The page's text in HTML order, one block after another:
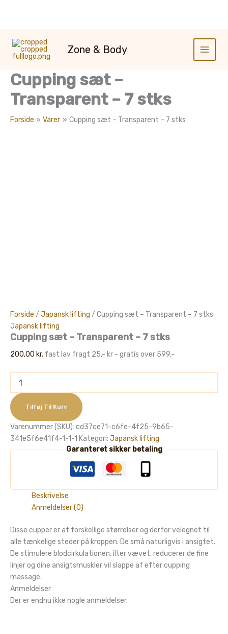
indholdet
Zone & Body
Cupping sæt –
Transparent – 7 stks
Forside Varer Cupping sæt – Transparent – 7 stks
Forside / Japansk lifting / Cupping sæt – Transparent – 7 stks
Japansk lifting
Cupping sæt – Transparent – 7 stks
200,00 kr. fast lav fragt 25,- kr - gratis over 599,-
sæt
-
Transparent
-
7
stks
antal
Tilføj Til Kurv
Varenummer (SKU): cd37ce71-c6fe-4f25-9b65-
341e5f6e41f4-1-1-1 Kategori: Japansk lifting
Garanteret sikker betaling
Beskrivelse
Anmeldelser (0)
Disse cupper er af forskellige størrelser og derfor velegnet til
alle tænkelige steder på kroppen. De små naturligvis i ansigtet.
De stimulere blodcirkulationen, ilter vævet, reducerer de fine
linjer og dine ansigtsmuskler vil slappe af efter cupping
massage.
Anmeldelser
Der er endnu ikke nogle anmeldelser.